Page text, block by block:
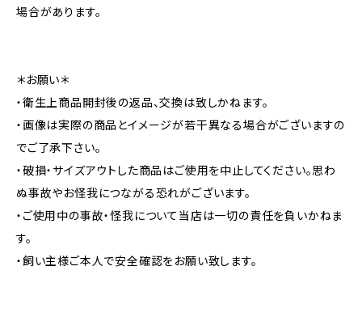
場合があります。
＊お願い＊
・衛生上商品開封後の返品、交換は致しかねます。
・画像は実際の商品とイメージが若干異なる場合がございますの
でご了承下さい。
・破損・サイズアウトした商品はご使用を中止してください。思わ
ぬ事故やお怪我につながる恐れがございます。
・ご使用中の事故・怪我について当店は一切の責任を負いかねま
す。
・飼い主様ご本人で安全確認をお願い致します。